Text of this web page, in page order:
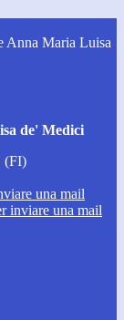
Anna Maria Luisa
de' Medici
(FI)
una mail
inviare una mail